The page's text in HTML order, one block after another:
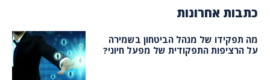
כתבות אחרונות
מה תפקידו של מנהל הביטחון בשמירה
על הרציפות התפקודית של מפעל חיוני?